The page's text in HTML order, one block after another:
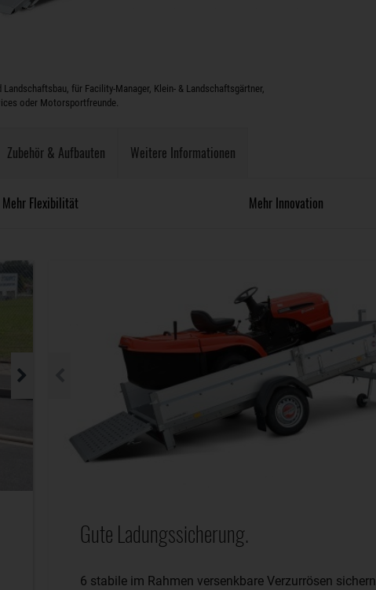
für Facility-Manager, Klein- & Landschaftsgärtner,
oder Motorsportfreunde.
Zubehör & Aufbauten Weitere Informationen
Mehr Flexibilität Mehr Innovation
Gute Ladungssicherung.
6 stabile im Rahmen versenkbare Verzurrösen sichern